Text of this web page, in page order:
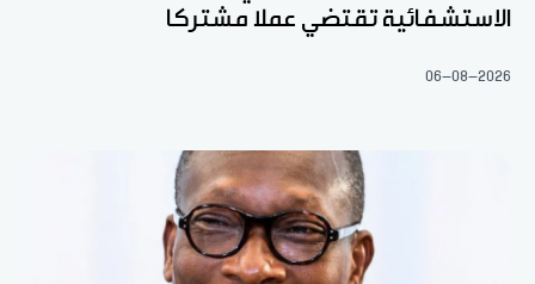
الاستشفائية تقتضي عملا مشتركا
06-08-2026